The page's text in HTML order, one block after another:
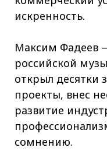
искренность.
Максим Фадеев
российской
открыл десятки
проекты, внес
развитие
сомнению.